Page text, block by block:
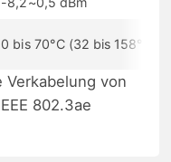
0 bis 70°C (32 bis 158°F)
von
802.3ae